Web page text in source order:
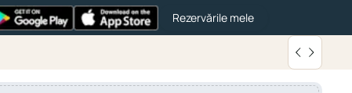
Rezervările mele